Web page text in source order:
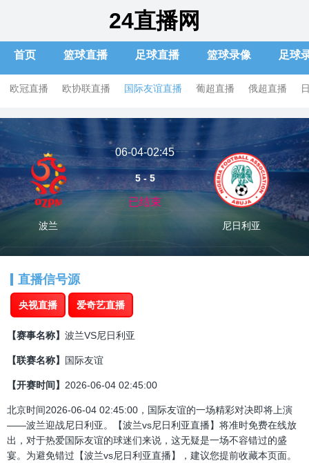
24直播网
首页 篮球直播 足球直播 篮球录像 足球
欧冠直播 欧协联直播 国际友谊直播 葡超直播 俄超直播
波兰
06-04-02:45
5 - 5
已结束
尼日利亚
直播信号源
央视直播 爱奇艺直播
【赛事名称】 波兰VS尼日利亚
【联赛名称】 国际友谊
【开赛时间】 2026-06-04 02:45:00
北京时间2026-06-04 02:45:00，国际友谊的一场精彩对决即将上演
——波兰迎战尼日利亚。【波兰vs尼日利亚直播】将准时免费在线放
出，对于热爱国际友谊的球迷们来说，这无疑是一场不容错过的盛
宴。为避免错过【波兰vs尼日利亚直播】，建议您提前收藏本页面。